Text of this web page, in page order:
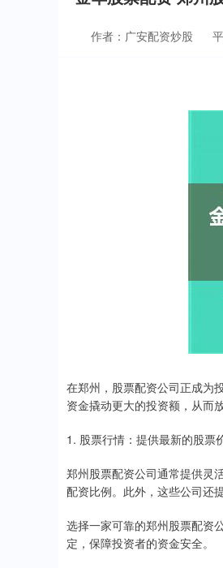
作者：广安配资炒股
在郑州，股票配资公司正成为
资金撬动更大的投资额，从而
1. 股票行情：提供最新的股票
郑州股票配资公司通常提供灵
配资比例。此外，这些公司还
选择一家可靠的郑州股票配资
定，保障投资者的资金安全。